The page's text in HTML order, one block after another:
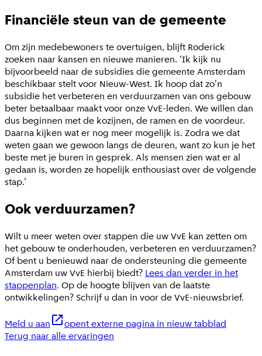
Financiële steun van de gemeente
Om zijn medebewoners te overtuigen, blijft Roderick
zoeken naar kansen en nieuwe manieren. ‘Ik kijk nu
bijvoorbeeld naar de subsidies die gemeente Amsterdam
beschikbaar stelt voor Nieuw-West. Ik hoop dat zo'n
subsidie het verbeteren en verduurzamen van ons gebouw
beter betaalbaar maakt voor onze VvE-leden. We willen dan
dus beginnen met de kozijnen, de ramen en de voordeur.
Daarna kijken wat er nog meer mogelijk is. Zodra we dat
weten gaan we gewoon langs de deuren, want zo kun je het
beste met je buren in gesprek. Als mensen zien wat er al
gedaan is, worden ze hopelijk enthousiast over de volgende
stap.’
Ook verduurzamen?
Wilt u meer weten over stappen die uw VvE kan zetten om
het gebouw te onderhouden, verbeteren en verduurzamen?
Of bent u benieuwd naar de ondersteuning die gemeente
Amsterdam uw VvE hierbij biedt? Lees dan verder in het
stappenplan. Op de hoogte blijven van de laatste
ontwikkelingen? Schrijf u dan in voor de VvE-nieuwsbrief.
Meld u aan
opent externe pagina in nieuw tabblad
Terug naar alle ervaringen